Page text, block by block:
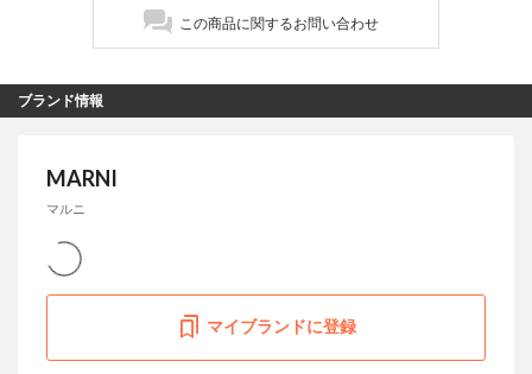
この商品に関するお問い合わせ
ブランド情報
MARNI
マルニ
マイブランドに登録